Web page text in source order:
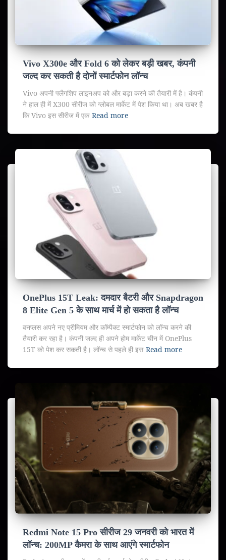
Vivo X300e और Fold 6 को लेकर बड़ी खबर, कंपनी
जल्द कर सकती है दोनों स्मार्टफोन लॉन्च
Vivo अपनी फ्लैगशिप लाइनअप को और बड़ा करने की तैयारी में है। कंपनी
ने हाल ही में X300 सीरीज को ग्लोबल मार्केट में पेश किया था। अब खबर है
कि Vivo इस सीरीज में एक Read more
OnePlus 15T Leak: दमदार बैटरी और Snapdragon
8 Elite Gen 5 के साथ मार्च में हो सकता है लॉन्च
वनप्लस अपने नए प्रीमियम और कॉम्पैक्ट स्मार्टफोन को लॉन्च करने की
तैयारी कर रहा है। कंपनी जल्द ही अपने होम मार्केट चीन में OnePlus
15T को पेश कर सकती है। लॉन्च से पहले ही इस Read more
Redmi Note 15 Pro सीरीज 29 जनवरी को भारत में
लॉन्च: 200MP कैमरा के साथ आएंगे स्मार्टफोन